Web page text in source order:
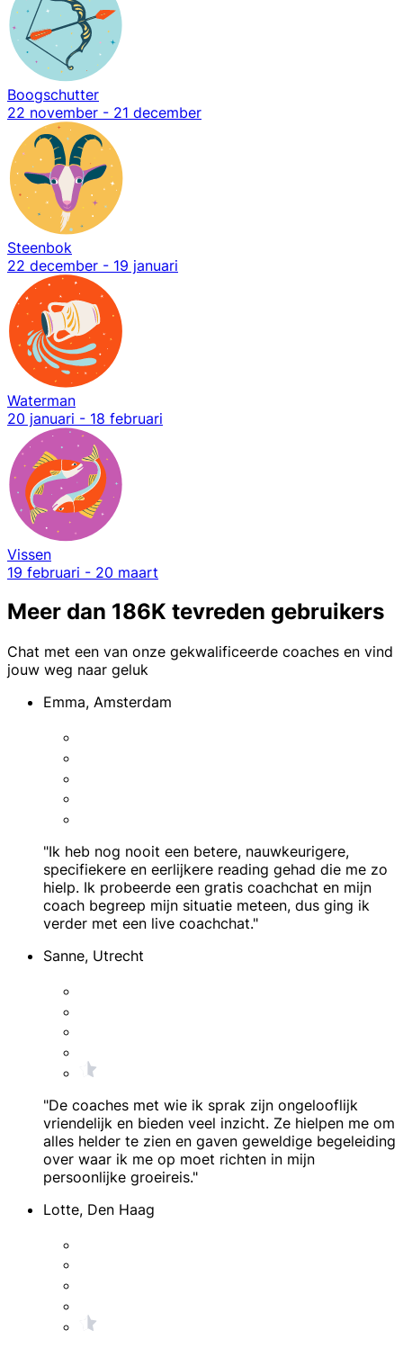
Boogschutter
22 november - 21 december
Steenbok
22 december - 19 januari
Waterman
20 januari - 18 februari
Vissen
19 februari - 20 maart
Meer dan 186K tevreden gebruikers
Chat met een van onze gekwalificeerde coaches en vind
jouw weg naar geluk
Emma, Amsterdam
"Ik heb nog nooit een betere, nauwkeurigere,
specifiekere en eerlijkere reading gehad die me zo
hielp. Ik probeerde een gratis coachchat en mijn
coach begreep mijn situatie meteen, dus ging ik
verder met een live coachchat."
Sanne, Utrecht
"De coaches met wie ik sprak zijn ongelooflijk
vriendelijk en bieden veel inzicht. Ze hielpen me om
alles helder te zien en gaven geweldige begeleiding
over waar ik me op moet richten in mijn
persoonlijke groeireis."
Lotte, Den Haag